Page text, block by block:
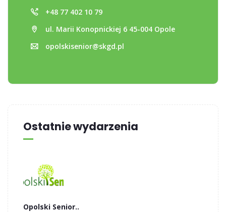
+48 77 402 10 79
ul. Marii Konopnickiej 6 45-004 Opole
opolskisenior@skgd.pl
Ostatnie wydarzenia
Opolski Senior..